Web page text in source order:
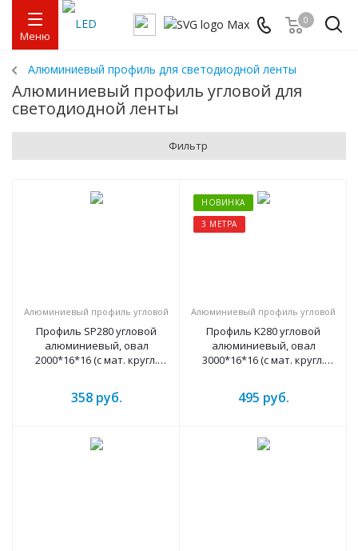
Меню
0
Алюминиевый профиль для светодиодной ленты
Алюминиевый профиль угловой для
светодиодной ленты
Фильтр
Алюминиевый профиль угловой
Профиль SP280 угловой
алюминиевый, овал
2000*16*16 (с мат. кругл.
358руб.
НОВИНКА
3 МЕТРА
Алюминиевый профиль угловой
Профиль K280 угловой
алюминиевый, овал
3000*16*16 (с мат. кругл.
495 руб.